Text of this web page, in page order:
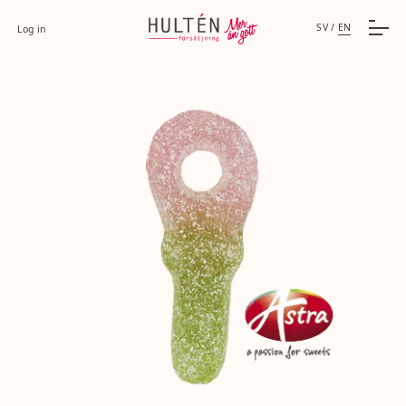
Log in SV / EN